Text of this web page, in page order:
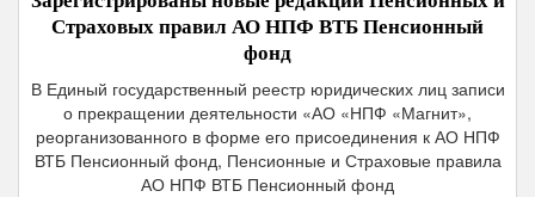
Страховых правил АО НПФ ВТБ Пенсионный
фонд
В Единый государственный реестр юридических лиц записи
о прекращении деятельности «АО «НПФ «Магнит»,
реорганизованного в форме его присоединения к АО НПФ
ВТБ Пенсионный фонд, Пенсионные и Страховые правила
АО НПФ ВТБ Пенсионный фонд